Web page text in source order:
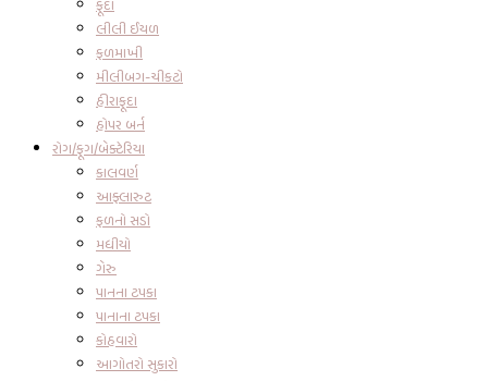
ફૂદા
લીલી ઈયળ
ફળમાખી
મીલીબગ-ચીકટો
હીરાફૂદા
હોપર બર્ન
રોગ/ફૂગ/બેક્ટેરિયા
કાલવર્ણ
આફ્લારુટ
ફળનો સડો
મધીયો
ગેરુ
પાનના ટપકા
પાનાના ટપકા
કોહવારો
આગોતરો સુકારો